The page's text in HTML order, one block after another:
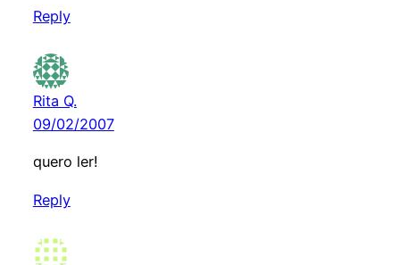
Reply
Rita Q.
09/02/2007
quero ler!
Reply